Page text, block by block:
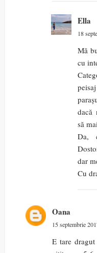
Ella
18
Mă
cu
dacă
să
Da,
dar
Cu
Oana
15 septembrie
E tare